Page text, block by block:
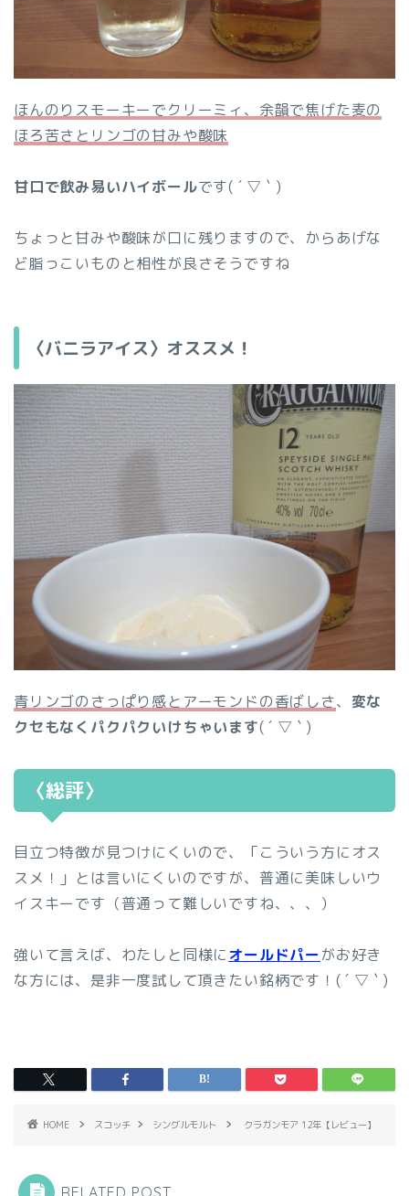
ほんのりスモーキーでクリーミィ、余韻で焦げた麦の
ほろ苦さとリンゴの甘みや酸味
甘口で飲み易いハイボールです( ´ ▽ ` )
ちょっと甘みや酸味が口に残りますので、からあげな
ど脂っこいものと相性が良さそうですね
〈バニラアイス〉オススメ！
青リンゴのさっぱり感とアーモンドの香ばしさ、 変な
クセもなくパクパクいけちゃいます( ´ ▽ ` )
〈総評〉
目立つ特徴が見つけにくいので、「こういう方にオス
スメ！」とは言いにくいのですが、普通に美味しいウ
イスキーです（普通って難しいですね、、、）
強いて言えば、わたしと同様にオールドパーがお好き
な方には、是非一度試して頂きたい銘柄です！( ´ ▽ ` )
HOME スコッチ シングルモルト クラガンモア 12年【レビュー】